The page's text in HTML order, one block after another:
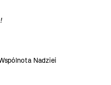
Nadziei